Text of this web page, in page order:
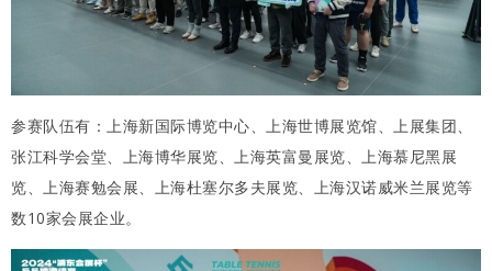
参赛队伍有：上海新国际博览中心、上海世博展览馆、上展集团、
张江科学会堂、上海博华展览、上海英富曼展览、上海慕尼黑展
览、上海赛勉会展、上海杜塞尔多夫展览、上海汉诺威米兰展览等
数10家会展企业。